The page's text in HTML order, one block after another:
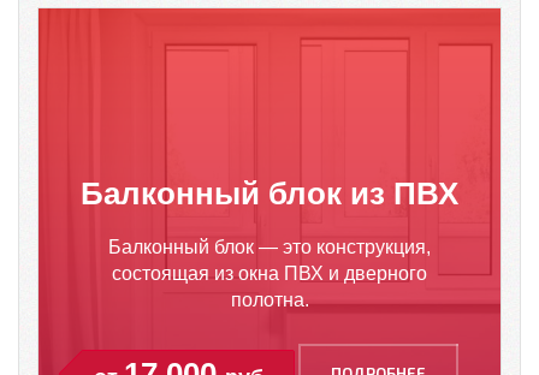
Балконный блок из ПВХ
Балконный блок — это конструкция,
состоящая из окна ПВХ и дверного
полотна.